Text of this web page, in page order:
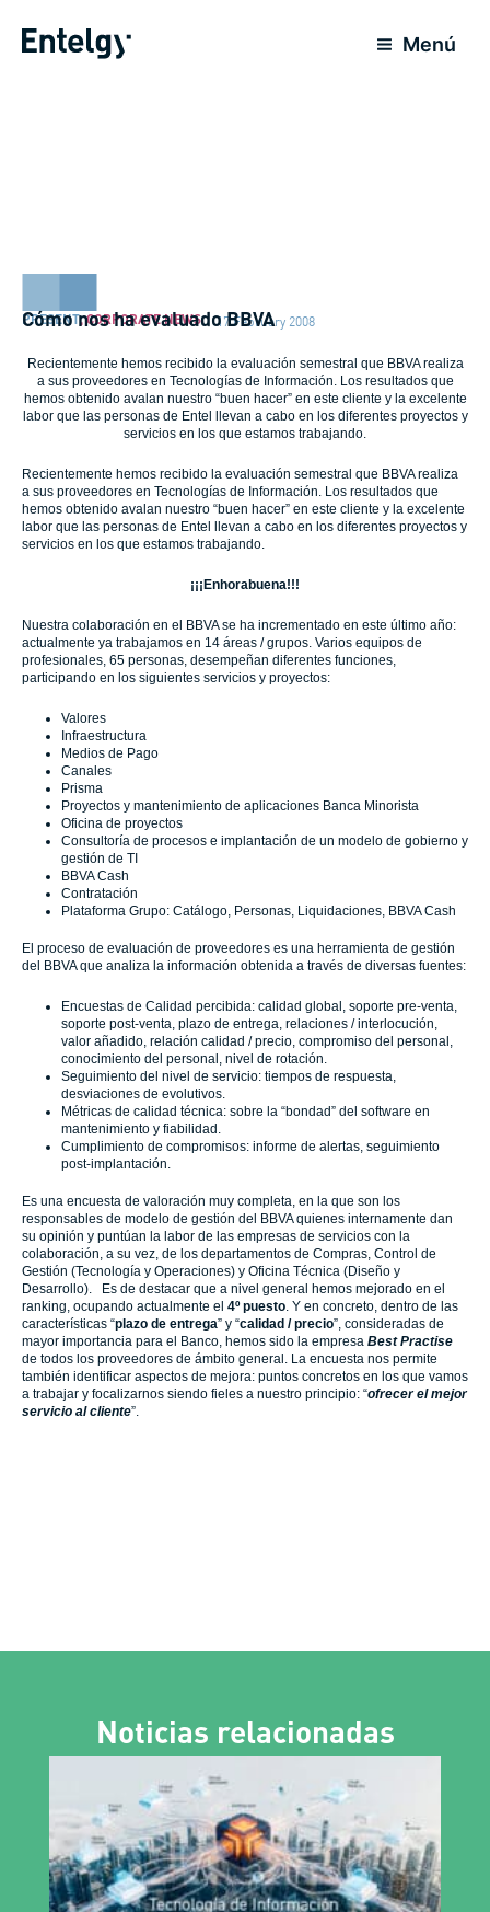
Menú
PRESENT,CORPORATE NEWS 17 February 2008
Cómo nos ha evaluado BBVA
Recientemente hemos recibido la evaluación semestral que BBVA realiza
a sus proveedores en Tecnologías de Información. Los resultados que
hemos obtenido avalan nuestro “buen hacer” en este cliente y la excelente
labor que las personas de Entel llevan a cabo en los diferentes proyectos y
servicios en los que estamos trabajando.
Recientemente hemos recibido la evaluación semestral que BBVA realiza
a sus proveedores en Tecnologías de Información. Los resultados que
hemos obtenido avalan nuestro “buen hacer” en este cliente y la excelente
labor que las personas de Entel llevan a cabo en los diferentes proyectos y
servicios en los que estamos trabajando.
¡¡¡Enhorabuena!!!
Nuestra colaboración en el BBVA se ha incrementado en este último año:
actualmente ya trabajamos en 14 áreas / grupos. Varios equipos de
profesionales, 65 personas, desempeñan diferentes funciones,
participando en los siguientes servicios y proyectos:
Valores
Infraestructura
Medios de Pago
Canales
Prisma
Proyectos y mantenimiento de aplicaciones Banca Minorista
Oficina de proyectos
Consultoría de procesos e implantación de un modelo de gobierno y
gestión de TI
BBVA Cash
Contratación
Plataforma Grupo: Catálogo, Personas, Liquidaciones, BBVA Cash
El proceso de evaluación de proveedores es una herramienta de gestión
del BBVA que analiza la información obtenida a través de diversas fuentes:
Encuestas de Calidad percibida: calidad global, soporte pre-venta,
soporte post-venta, plazo de entrega, relaciones / interlocución,
valor añadido, relación calidad / precio, compromiso del personal,
conocimiento del personal, nivel de rotación.
Seguimiento del nivel de servicio: tiempos de respuesta,
desviaciones de evolutivos.
Métricas de calidad técnica: sobre la “bondad” del software en
mantenimiento y fiabilidad.
Cumplimiento de compromisos: informe de alertas, seguimiento
post-implantación.
Es una encuesta de valoración muy completa, en la que son los
responsables de modelo de gestión del BBVA quienes internamente dan
su opinión y puntúan la labor de las empresas de servicios con la
colaboración, a su vez, de los departamentos de Compras, Control de
Gestión (Tecnología y Operaciones) y Oficina Técnica (Diseño y
Desarrollo). Es de destacar que a nivel general hemos mejorado en el
ranking, ocupando actualmente el 4º puesto. Y en concreto, dentro de las
características “plazo de entrega” y “calidad / precio”, consideradas de
mayor importancia para el Banco, hemos sido la empresa Best Practise
de todos los proveedores de ámbito general. La encuesta nos permite
también identificar aspectos de mejora: puntos concretos en los que vamos
a trabajar y focalizarnos siendo fieles a nuestro principio: “ofrecer el mejor
servicio al cliente”.
Noticias relacionadas